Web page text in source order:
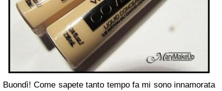
Buondì! Come sapete tanto tempo fa mi sono innamorata